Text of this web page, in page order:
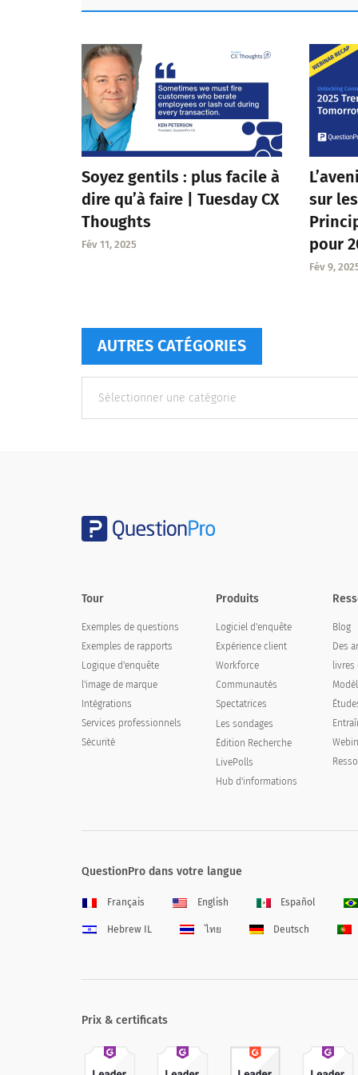
Soyez gentils : plus facile à
dire qu’à faire | Tuesday CX
Thoughts
Fév 11, 2025
sur
pour
Fév 9,
AUTRES CATÉGORIES
catégories
Tour
Exemples de questions
Exemples de rapports
Logique d'enquête
l'image de marque
Intégrations
Services professionnels
Sécurité
Produits
Logiciel d'enquête
Expérience client
Workforce
Communautés
Spectatrices
Les sondages
Édition Recherche
LivePolls
Hub d'informations
Blog
Des
QuestionPro dans votre langue
Français English Español
Hebrew IL ไทย Deutsch
Prix & certificats